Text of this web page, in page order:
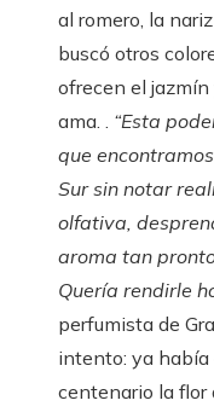
al romero, la
buscó otros
ofrecen el
ama. . “Esta
que
Sur sin notar
olfativa,
aroma tan
Quería rendirle
perfumista de
intento: ya había
centenario la flor